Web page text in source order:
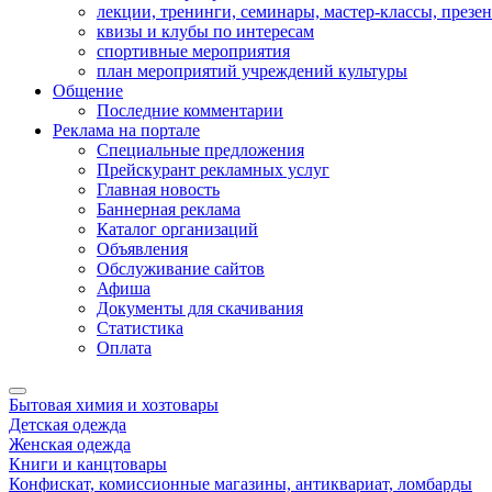
лекции, тренинги, семинары, мастер-классы,
квизы и клубы по интересам
спортивные мероприятия
план мероприятий учреждений культуры
Общение
Последние комментарии
Реклама на портале
Специальные предложения
Прейскурант рекламных услуг
Главная новость
Баннерная реклама
Каталог организаций
Объявления
Обслуживание сайтов
Афиша
Документы для скачивания
Статистика
Оплата
Бытовая химия и хозтовары
Детская одежда
Женская одежда
Книги и канцтовары
Конфискат, комиссионные магазины, антиквариат, ломбарды